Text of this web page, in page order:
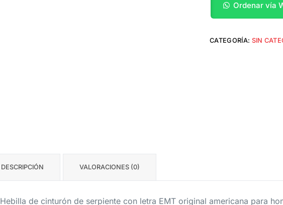
Ordenar vía
CATEGORÍA: SIN
DESCRIPCIÓN VALORACIONES (0)
Hebilla de cinturón de serpiente con letra EMT original americana para